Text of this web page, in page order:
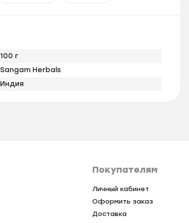
100 г
Sangam Herbals
Индия
Покупателям
Личный кабинет
Оформить заказ
Доставка